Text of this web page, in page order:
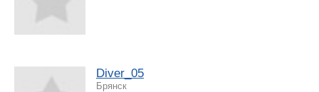
Diver_05
Брянск